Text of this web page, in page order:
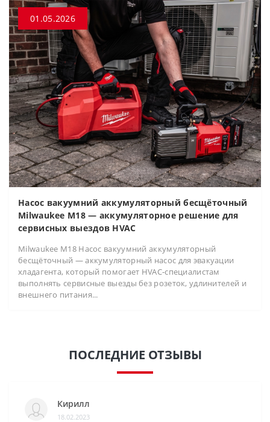
01.05.2026
Насос вакуумний аккумуляторный бесщёточный
Milwaukee M18 — аккумуляторное решение для
сервисных выездов HVAC
Milwaukee M18 Насос вакуумний аккумуляторный
бесщёточный — аккумуляторный насос для эвакуации
хладагента, который помогает HVAC-специалистам
выполнять сервисные выезды без розеток, удлинителей и
внешнего питания...
ПОСЛЕДНИЕ ОТЗЫВЫ
Кирилл
18.02.2023